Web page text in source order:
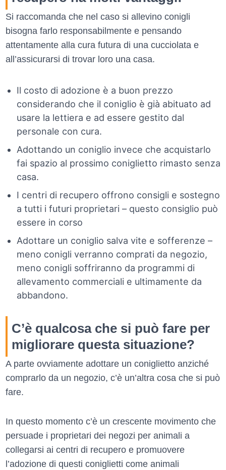
Si raccomanda che nel caso si allevino conigli
bisogna farlo responsabilmente e pensando
attentamente alla cura futura di una cucciolata e
all’assicurarsi di trovar loro una casa.
Il costo di adozione è a buon prezzo
considerando che il coniglio è già abituato ad
usare la lettiera e ad essere gestito dal
personale con cura.
Adottando un coniglio invece che acquistarlo
fai spazio al prossimo coniglietto rimasto senza
casa.
I centri di recupero offrono consigli e sostegno
a tutti i futuri proprietari – questo consiglio può
essere in corso
Adottare un coniglio salva vite e sofferenze –
meno conigli verranno comprati da negozio,
meno conigli soffriranno da programmi di
allevamento commerciali e ultimamente da
abbandono.
C’è qualcosa che si può fare per
migliorare questa situazione?
A parte ovviamente adottare un coniglietto anziché
comprarlo da un negozio, c’è un’altra cosa che si può
fare.
In questo momento c’è un crescente movimento che
persuade i proprietari dei negozi per animali a
collegarsi ai centri di recupero e promuovere
l’adozione di questi coniglietti come animali